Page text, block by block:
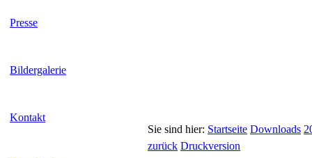
Presse
Bildergalerie
Kontakt
Sie sind hier: Startseite Downloads
zurück Druckversion